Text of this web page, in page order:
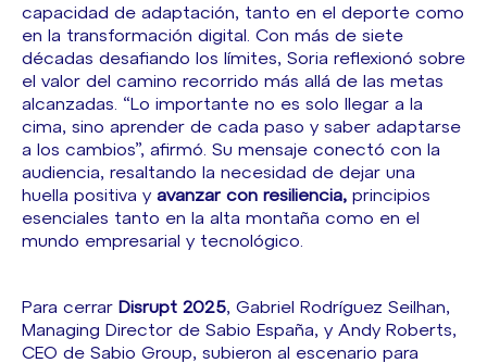
capacidad de adaptación, tanto en el deporte como
en la transformación digital. Con más de siete
décadas desafiando los límites, Soria reflexionó sobre
el valor del camino recorrido más allá de las metas
alcanzadas. “Lo importante no es solo llegar a la
cima, sino aprender de cada paso y saber adaptarse
a los cambios”, afirmó. Su mensaje conectó con la
audiencia, resaltando la necesidad de dejar una
huella positiva y avanzar con resiliencia, principios
esenciales tanto en la alta montaña como en el
mundo empresarial y tecnológico.
Para cerrar Disrupt 2025, Gabriel Rodríguez Seilhan,
Managing Director de Sabio España, y Andy Roberts,
CEO de Sabio Group, subieron al escenario para